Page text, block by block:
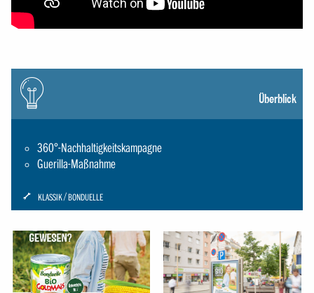
Icon:
gluehbirne
Überblick
360°-Nachhaltigkeitskampagne
Guerilla-Maßnahme
ICON:
SCHRAUBENSCHLUESSEL-
KLASSIK BONDUELLE